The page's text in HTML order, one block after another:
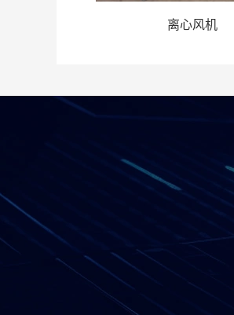
离心风机
网站导航
工程案例
客户服务 加入我们